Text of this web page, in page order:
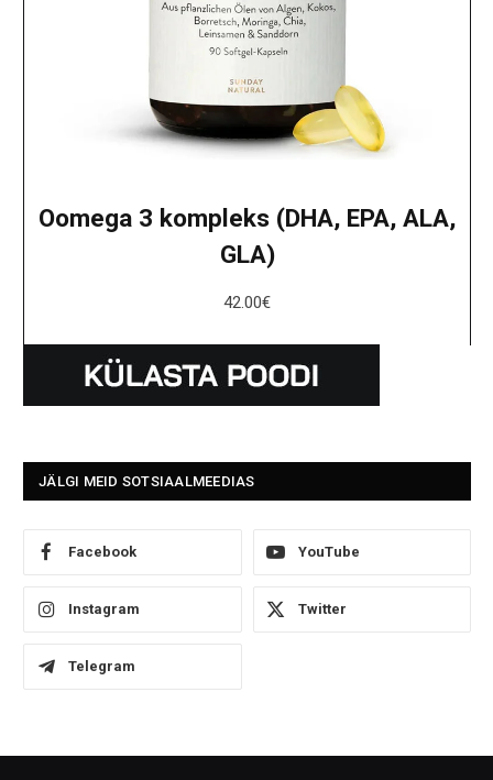
Oomega 3 kompleks (DHA, EPA, ALA,
GLA)
42.00€
JÄLGI MEID SOTSIAALMEEDIAS
Facebook YouTube
Instagram Twitter
Telegram